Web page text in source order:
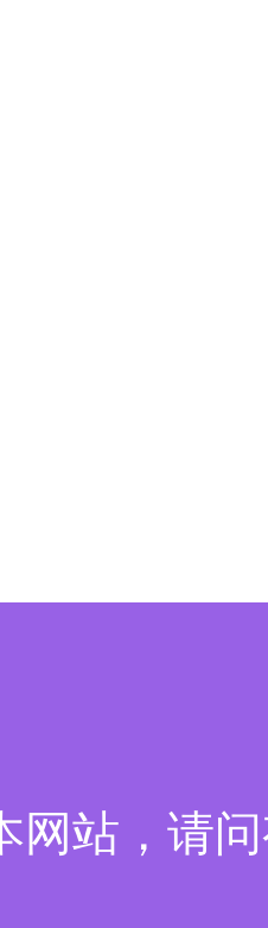
网站，请